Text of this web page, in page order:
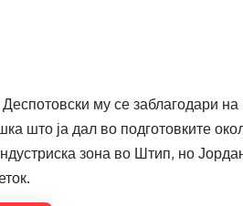
му се заблагодари
што ја дал во подготовките
зона во Штип, но